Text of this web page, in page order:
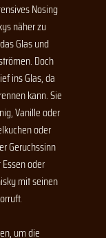
Nosing
näher zu
Glas und
Doch
ins Glas, da
kann. Sie
Vanille oder
oder
Geruchssinn
oder
mit seinen
um die